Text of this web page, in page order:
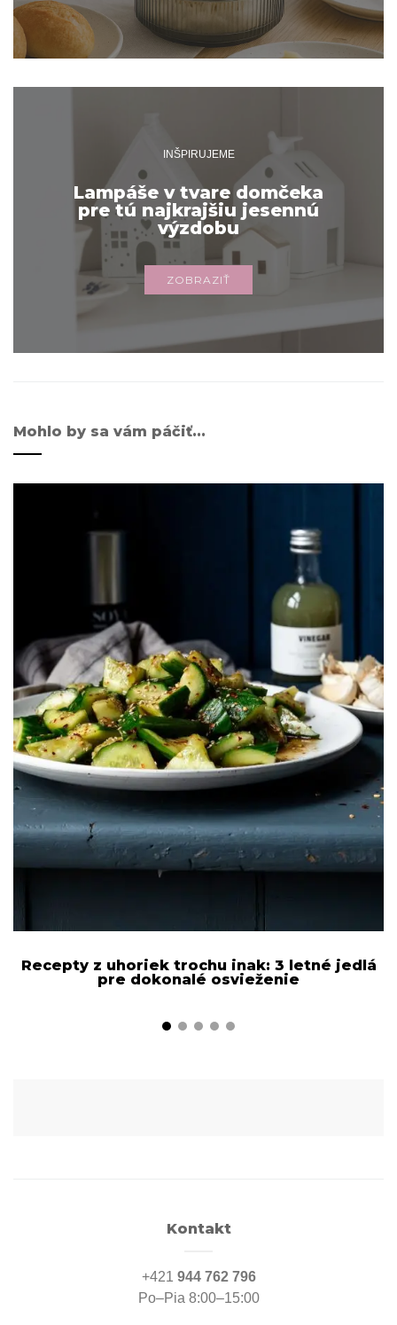
INŠPIRUJEME
Lampáše v tvare domčeka
pre tú najkrajšiu jesennú
výzdobu
ZOBRAZIŤ
Mohlo by sa vám páčiť...
Recepty z uhoriek trochu inak: 3 letné jedlá
pre dokonalé osvieženie
Kontakt
+421 944 762 796
Po–Pia 8:00–15:00